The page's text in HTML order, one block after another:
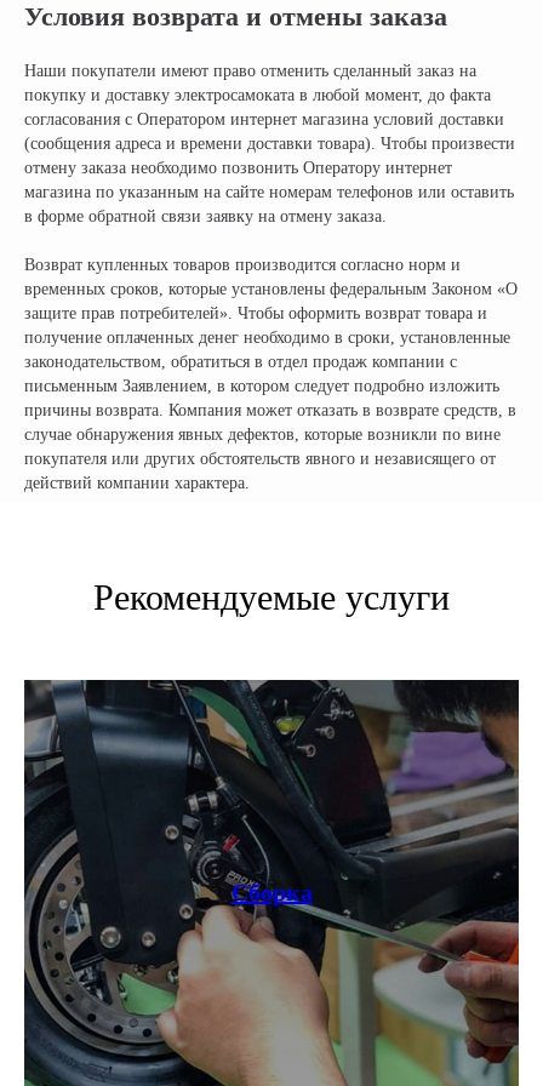
Условия возврата и отмены заказа
Наши покупатели имеют право отменить сделанный заказ на
покупку и доставку электросамоката в любой момент, до факта
согласования с Оператором интернет магазина условий доставки
(сообщения адреса и времени доставки товара). Чтобы произвести
отмену заказа необходимо позвонить Оператору интернет
магазина по указанным на сайте номерам телефонов или оставить
в форме обратной связи заявку на отмену заказа.
Возврат купленных товаров производится согласно норм и
временных сроков, которые установлены федеральным Законом «О
защите прав потребителей». Чтобы оформить возврат товара и
получение оплаченных денег необходимо в сроки, установленные
законодательством, обратиться в отдел продаж компании с
письменным Заявлением, в котором следует подробно изложить
причины возврата. Компания может отказать в возврате средств, в
случае обнаружения явных дефектов, которые возникли по вине
покупателя или других обстоятельств явного и независящего от
действий компании характера.
Рекомендуемые услуги
Сборка
Оплата
Возврат
Контакты
Электротрициклы
Электромотоциклы
Электросамокаты
Электровелосипеды
Электроквадроциклы
Грузовые электротрициклы
Электромотоциклы
Аксессуары и
прочие товары
+ 7 (495) 320-95-25
по всей России
info@citycoco-russia.com
Гарантия
Доставка
КОМПАНИЯ: РАЗДЕЛЫ КАТАЛОГА: